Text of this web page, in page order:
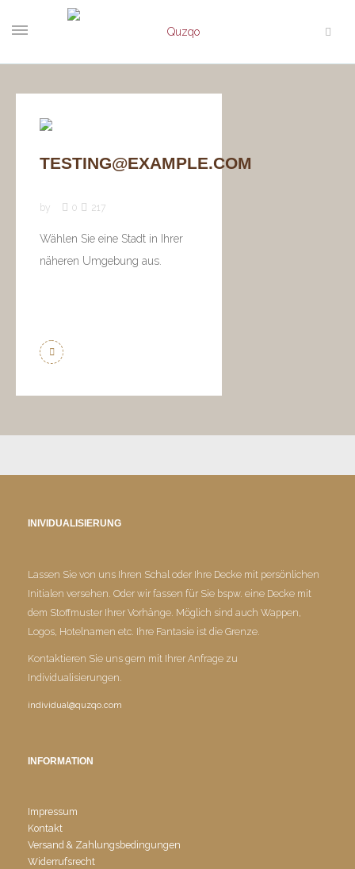
TESTING@EXAMPLE.COM
by 0 217
Wählen Sie eine Stadt in Ihrer
näheren Umgebung aus.
INIVIDUALISIERUNG
Lassen Sie von uns Ihren Schal oder Ihre Decke mit persönlichen
Initialen versehen. Oder wir fassen für Sie bspw. eine Decke mit
dem Stoffmuster Ihrer Vorhänge. Möglich sind auch Wappen,
Logos, Hotelnamen etc. Ihre Fantasie ist die Grenze.
Kontaktieren Sie uns gern mit Ihrer Anfrage zu
Individualisierungen.
individual@quzqo.com
INFORMATION
Impressum
Kontakt
Versand & Zahlungsbedingungen
Widerrufsrecht